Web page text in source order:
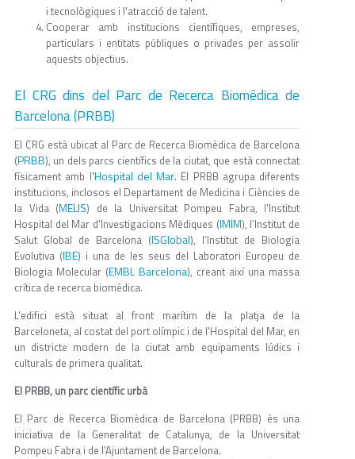
i tecnològiques i l'atracció de talent.
Cooperar amb institucions científiques, empreses,
particulars i entitats públiques o privades per assolir
aquests objectius.
El CRG dins del Parc de Recerca Biomédica de
Barcelona (PRBB)
El CRG està ubicat al Parc de Recerca Biomèdica de Barcelona
(PRBB), un dels parcs científics de la ciutat, que està connectat
físicament amb l'Hospital del Mar. El PRBB agrupa diferents
institucions, inclosos el Departament de Medicina i Ciències de
la Vida (MELIS) de la Universitat Pompeu Fabra, l'Institut
Hospital del Mar d'Investigacions Mèdiques (IMIM), l’Institut de
Salut Global de Barcelona (ISGlobal), l’Institut de Biologia
Evolutiva (IBE) i una de les seus del Laboratori Europeu de
Biologia Molecular (EMBL Barcelona), creant així una massa
crítica de recerca biomèdica.
L'edifici està situat al front marítim de la platja de la
Barceloneta, al costat del port olímpic i de l'Hospital del Mar, en
un districte modern de la ciutat amb equipaments lúdics i
culturals de primera qualitat.
El PRBB, un parc científic urbà
El Parc de Recerca Biomèdica de Barcelona (PRBB) és una
iniciativa de la Generalitat de Catalunya, de la Universitat
Pompeu Fabra i de l'Ajuntament de Barcelona.